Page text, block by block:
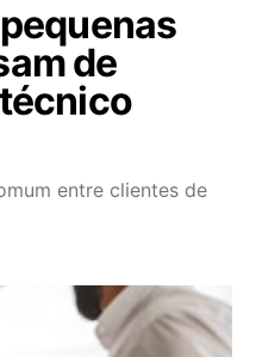
de
entre clientes de